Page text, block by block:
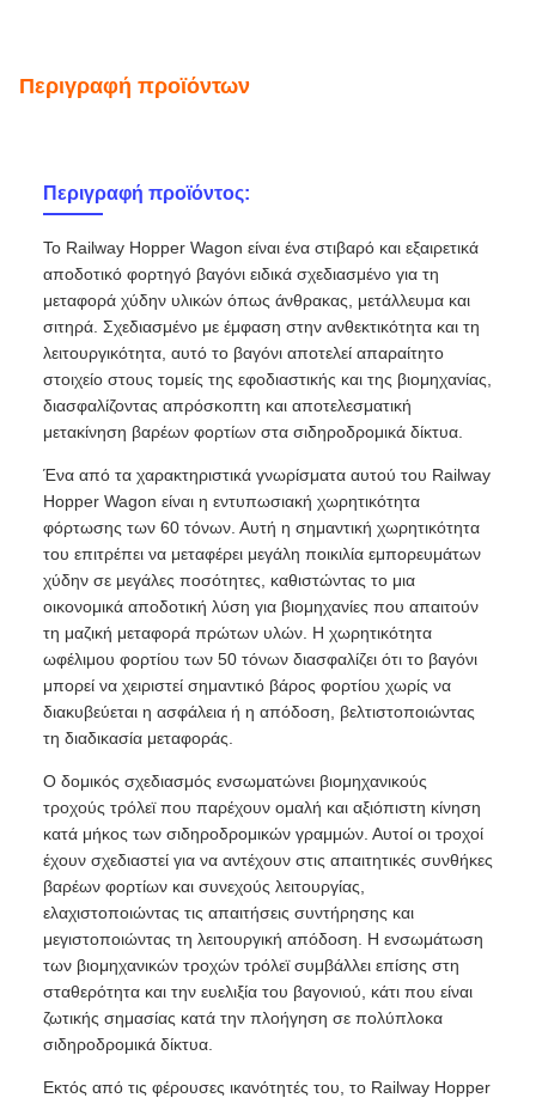
Περιγραφή προϊόντων
Περιγραφή προϊόντος:
Το Railway Hopper Wagon είναι ένα στιβαρό και εξαιρετικά
αποδοτικό φορτηγό βαγόνι ειδικά σχεδιασμένο για τη
μεταφορά χύδην υλικών όπως άνθρακας, μετάλλευμα και
σιτηρά. Σχεδιασμένο με έμφαση στην ανθεκτικότητα και τη
λειτουργικότητα, αυτό το βαγόνι αποτελεί απαραίτητο
στοιχείο στους τομείς της εφοδιαστικής και της βιομηχανίας,
διασφαλίζοντας απρόσκοπτη και αποτελεσματική
μετακίνηση βαρέων φορτίων στα σιδηροδρομικά δίκτυα.
Ένα από τα χαρακτηριστικά γνωρίσματα αυτού του Railway
Hopper Wagon είναι η εντυπωσιακή χωρητικότητα
φόρτωσης των 60 τόνων. Αυτή η σημαντική χωρητικότητα
του επιτρέπει να μεταφέρει μεγάλη ποικιλία εμπορευμάτων
χύδην σε μεγάλες ποσότητες, καθιστώντας το μια
οικονομικά αποδοτική λύση για βιομηχανίες που απαιτούν
τη μαζική μεταφορά πρώτων υλών. Η χωρητικότητα
ωφέλιμου φορτίου των 50 τόνων διασφαλίζει ότι το βαγόνι
μπορεί να χειριστεί σημαντικό βάρος φορτίου χωρίς να
διακυβεύεται η ασφάλεια ή η απόδοση, βελτιστοποιώντας
τη διαδικασία μεταφοράς.
Ο δομικός σχεδιασμός ενσωματώνει βιομηχανικούς
τροχούς τρόλεϊ που παρέχουν ομαλή και αξιόπιστη κίνηση
κατά μήκος των σιδηροδρομικών γραμμών. Αυτοί οι τροχοί
έχουν σχεδιαστεί για να αντέχουν στις απαιτητικές συνθήκες
βαρέων φορτίων και συνεχούς λειτουργίας,
ελαχιστοποιώντας τις απαιτήσεις συντήρησης και
μεγιστοποιώντας τη λειτουργική απόδοση. Η ενσωμάτωση
των βιομηχανικών τροχών τρόλεϊ συμβάλλει επίσης στη
σταθερότητα και την ευελιξία του βαγονιού, κάτι που είναι
ζωτικής σημασίας κατά την πλοήγηση σε πολύπλοκα
σιδηροδρομικά δίκτυα.
Εκτός από τις φέρουσες ικανότητές του, το Railway Hopper